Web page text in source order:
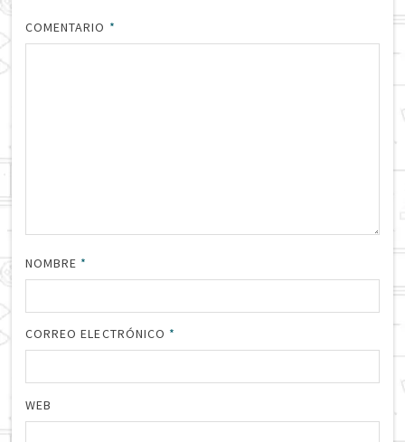
COMENTARIO *
NOMBRE *
CORREO ELECTRÓNICO *
WEB